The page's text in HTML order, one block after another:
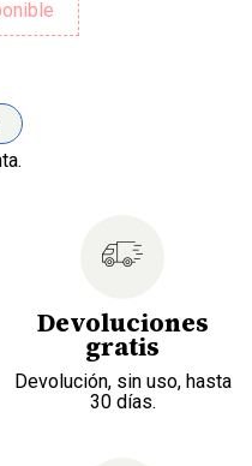
Devoluciones
gratis
Devolución, sin uso, hasta
30 días.